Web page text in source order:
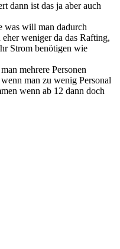
dann ist das ja aber auch
was will man dadurch
weniger da das Rafting,
Strom benötigen wie
mehrere Personen
man zu wenig Personal
wenn ab 12 dann doch